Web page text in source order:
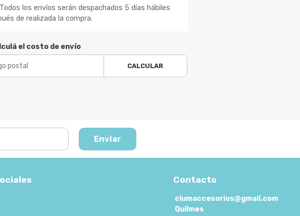
Todos los envíos serán despachados 5 días hábiles
de realizada la compra.
el costo de envío
CALCULAR
Enviar
Contacto
clumaccesorios@gmail.com
Quilmes